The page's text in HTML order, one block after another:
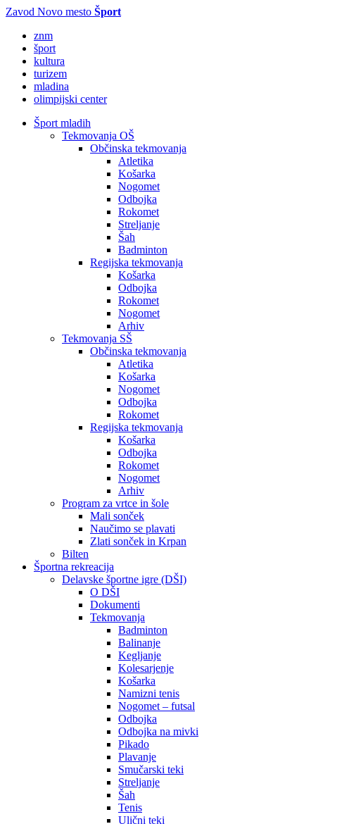
Zavod Novo mesto Šport
znm
šport
kultura
turizem
mladina
olimpijski center
Šport mladih
Tekmovanja OŠ
Občinska tekmovanja
Atletika
Košarka
Nogomet
Odbojka
Rokomet
Streljanje
Šah
Badminton
Regijska tekmovanja
Košarka
Odbojka
Rokomet
Nogomet
Arhiv
Tekmovanja SŠ
Občinska tekmovanja
Atletika
Košarka
Nogomet
Odbojka
Rokomet
Regijska tekmovanja
Košarka
Odbojka
Rokomet
Nogomet
Arhiv
Program za vrtce in šole
Mali sonček
Naučimo se plavati
Zlati sonček in Krpan
Bilten
Športna rekreacija
Delavske športne igre (DŠI)
O DŠI
Dokumenti
Tekmovanja
Badminton
Balinanje
Kegljanje
Kolesarjenje
Košarka
Namizni tenis
Nogomet – futsal
Odbojka
Odbojka na mivki
Pikado
Plavanje
Smučarski teki
Streljanje
Šah
Tenis
Ulični teki